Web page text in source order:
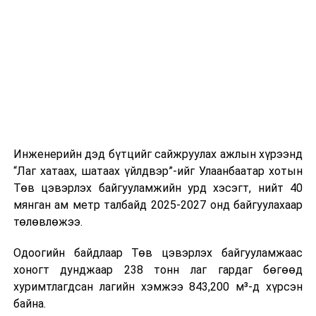
Инженерийн дэд бүтцийг сайжруулах ажлын хүрээнд
“Лаг хатаах, шатаах үйлдвэр”-ийг Улаанбаатар хотын
Төв цэвэрлэх байгууламжийн урд хэсэгт, нийт 40
мянган ам метр талбайд 2025-2027 онд байгуулахаар
төлөвлөжээ.
Одоогийн байдлаар Төв цэвэрлэх байгууламжаас
хоногт дунджаар 238 тонн лаг гардаг бөгөөд
хуримтлагдсан лагийн хэмжээ 843,200 м³-д хүрсэн
байна.